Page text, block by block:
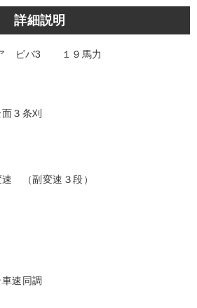
詳細説明
ビバ3 １９馬力
条刈
（副変速３段）
速同調